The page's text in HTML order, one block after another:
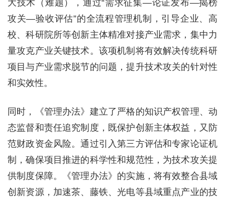
大技术（难题），通过“需求征集—论证发布—揭榜
攻关—验收评估”的全流程管理机制，引导企业、高
校、科研院所等创新主体精准对接产业需求，集中力
量攻克产业关键技术。该项机制将有效解决传统科研
项目与产业需求脱节的问题，提升技术攻关的针对性
和实效性。
同时，《管理办法》建立了严格的知识产权管理、动
态监督和责任追究制度，既保护创新主体权益，又防
范财政资金风险。通过引入第三方评估和专家论证机
制，确保项目推进的科学性和规范性，为技术攻关提
供制度保障。《管理办法》的实施，将有效整合县域
创新资源，加速茶、藤铁、光电等县域重点产业的技